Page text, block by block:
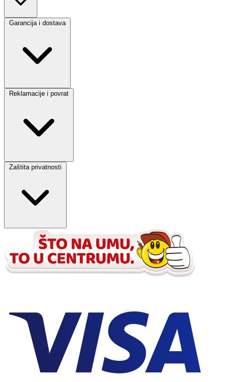
Garancija i dostava
Reklamacije i povrat
Zaštita privatnosti